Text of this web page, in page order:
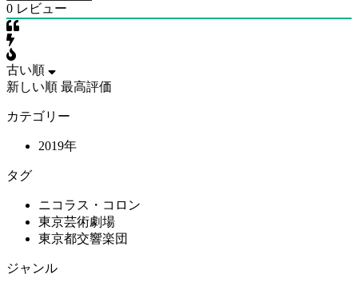
0 レビュー
古い順
新しい順 最高評価
カテゴリー
2019年
タグ
ニコラス・コロン
東京芸術劇場
東京都交響楽団
ジャンル